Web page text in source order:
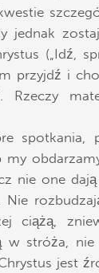
jednak
(„Idź,
przyjdź i
Rzeczy
spotkania,
my
nie one
Nie
ciążą,
w stróża, nie
jest